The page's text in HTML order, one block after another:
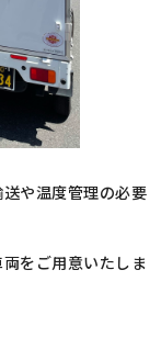
や温度管理の必要
をご用意いたしま